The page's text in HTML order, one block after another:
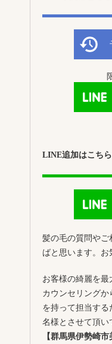
LINE追加はこち
髪の毛の質問や
ばと思います。お
お客様の綺麗を最
カウンセリング
を持って担当する
名様とさせて頂い
【群馬県伊勢崎